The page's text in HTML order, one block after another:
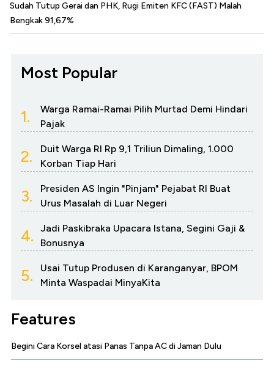
Sudah Tutup Gerai dan PHK, Rugi Emiten KFC (FAST) Malah
Bengkak 91,67%
Most Popular
1.
Warga Ramai-Ramai Pilih Murtad Demi Hindari
Pajak
2.
Duit Warga RI Rp 9,1 Triliun Dimaling, 1.000
Korban Tiap Hari
3.
Presiden AS Ingin "Pinjam" Pejabat RI Buat
Urus Masalah di Luar Negeri
4.
Jadi Paskibraka Upacara Istana, Segini Gaji &
Bonusnya
5.
Usai Tutup Produsen di Karanganyar, BPOM
Minta Waspadai MinyaKita
Features
Begini Cara Korsel atasi Panas Tanpa AC di Jaman Dulu